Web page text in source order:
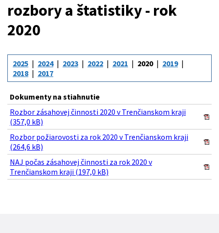
rozbory a štatistiky - rok
2020
2025 2024 2023 2022 2021 2020
2019
2018
2017
Dokumenty na stiahnutie
Rozbor zásahovej činnosti 2020 v Trenčianskom kraji
(357,0 kB)
Rozbor požiarovosti za rok 2020 v Trenčianskom kraji
(264,6 kB)
NAJ počas zásahovej činnosti za rok 2020 v
Trenčianskom kraji (197,0 kB)